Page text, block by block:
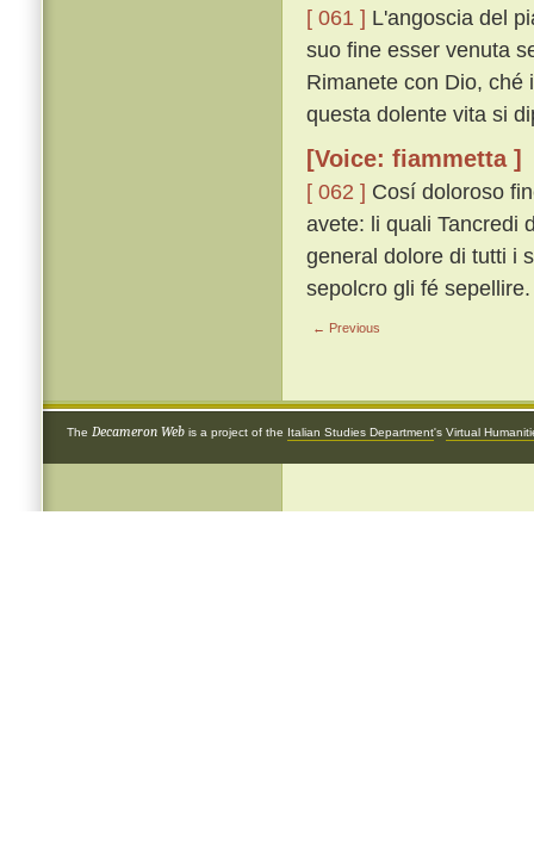
[ 061 ] L'angoscia del
suo fine esser venuta
Rimanete con Dio, ché
questa dolente vita si
[Voice: fiammetta ]
[ 062 ] Cosí doloroso
avete: li quali Tancredi
general dolore di tutti i
sepolcro gli fé sepellire.
← Previous
The Decameron Web is a project of the Italian Studies Department's Virtual